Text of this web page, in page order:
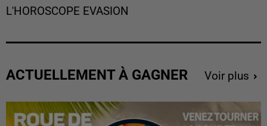
L'HOROSCOPE EVASION
ACTUELLEMENT À GAGNER Voir plus